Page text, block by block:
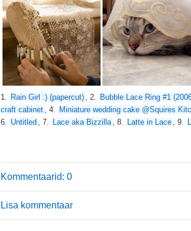
1. Rain Girl :) (papercut) , 2. Bubble Lace Ring #1
craft cabinet , 4. Miniature wedding cake @Squires
6. Untitled , 7. Lace aka Bizzilla , 8. Latte in Lace , 9.
Kommentaarid: 0
Lisa kommentaar